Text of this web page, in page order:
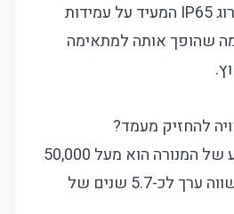
כן, המנורה בעלת דירוג IP65 המעיד על עמידות
שהופך אותה למתאימה
להחזיק מעמד?
אורך החיים הממוצע של המנורה הוא מעל 50,000
שעות עבודה, שזה שווה ערך לכ-5.7 שנים של